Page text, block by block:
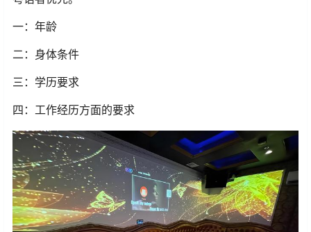
一：年龄
二：身体条件
三：学历要求
四：工作经历方面的要求